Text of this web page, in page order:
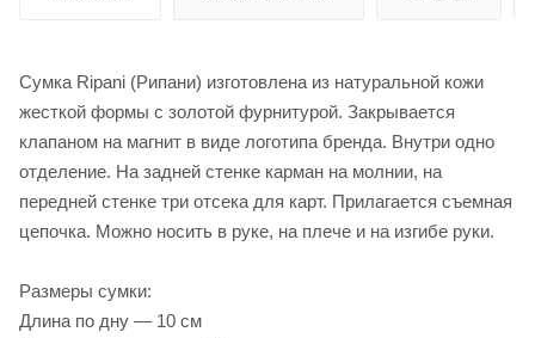
Сумка Ripani (Рипани) изготовлена из натуральной кожи
жесткой формы с золотой фурнитурой. Закрывается
клапаном на магнит в виде логотипа бренда. Внутри одно
отделение. На задней стенке карман на молнии, на
передней стенке три отсека для карт. Прилагается съемная
цепочка. Можно носить в руке, на плече и на изгибе руки.
Размеры сумки:
Длина по дну — 10 см